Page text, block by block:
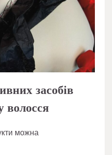
засобів
волосся
можна